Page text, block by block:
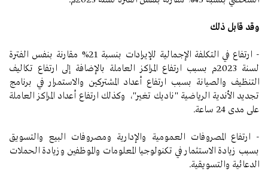
وقد قابل ذلك
- ارتفاع في التكلفة الإجمالية للإيرادات بنسبة 21% مقارنة بنفس الفترة
لسنة 2023م بسبب ارتفاع المراكز العاملة بالإضافة إلى ارتفاع تكاليف
التنظيف والصيانة بسبب ارتفاع أعداد المشتركين والاستمرار في برنامج
تجديد الأندية الرياضية "ناديك تغير"، وكذلك ارتفاع أعداد المراكز العاملة
على مدى 24 ساعة.
- ارتفاع المصروفات العمومية والإدارية ومصروفات البيع والتسويق
بسبب زيادة الاستثمار في تكنولوجيا المعلومات والموظفين وزيادة الحملات
الدعائية والتسويقية.